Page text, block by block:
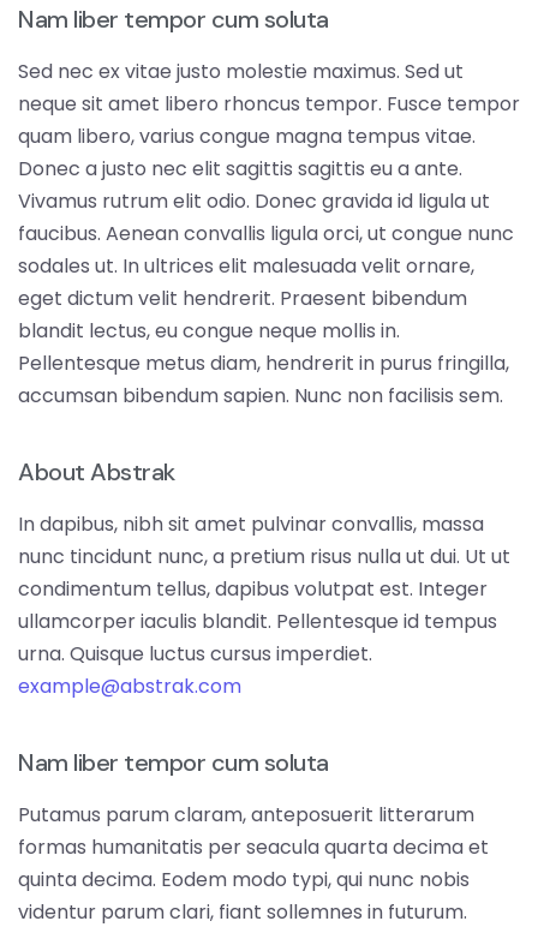
Nam liber tempor cum soluta
Sed nec ex vitae justo molestie maximus. Sed ut
neque sit amet libero rhoncus tempor. Fusce tempor
quam libero, varius congue magna tempus vitae.
Donec a justo nec elit sagittis sagittis eu a ante.
Vivamus rutrum elit odio. Donec gravida id ligula ut
faucibus. Aenean convallis ligula orci, ut congue nunc
sodales ut. In ultrices elit malesuada velit ornare,
eget dictum velit hendrerit. Praesent bibendum
blandit lectus, eu congue neque mollis in.
Pellentesque metus diam, hendrerit in purus fringilla,
accumsan bibendum sapien. Nunc non facilisis sem.
About Abstrak
In dapibus, nibh sit amet pulvinar convallis, massa
nunc tincidunt nunc, a pretium risus nulla ut dui. Ut ut
condimentum tellus, dapibus volutpat est. Integer
ullamcorper iaculis blandit. Pellentesque id tempus
urna. Quisque luctus cursus imperdiet.
example@abstrak.com
Nam liber tempor cum soluta
Putamus parum claram, anteposuerit litterarum
formas humanitatis per seacula quarta decima et
quinta decima. Eodem modo typi, qui nunc nobis
videntur parum clari, fiant sollemnes in futurum.